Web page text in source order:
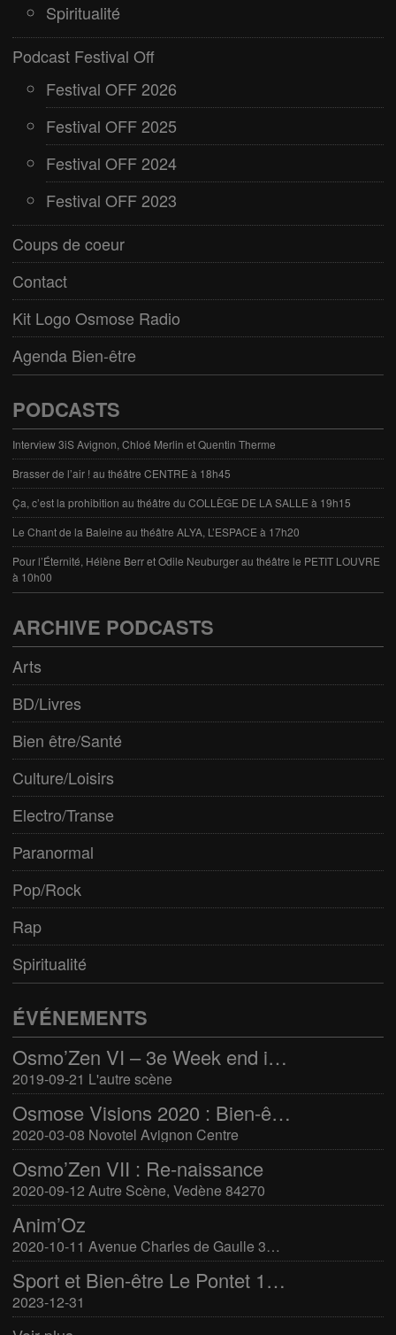
Spiritualité
Podcast Festival Off
Festival OFF 2026
Festival OFF 2025
Festival OFF 2024
Festival OFF 2023
Coups de coeur
Contact
Kit Logo Osmose Radio
Agenda Bien-être
PODCASTS
Interview 3iS Avignon, Chloé Merlin et Quentin Therme
Brasser de l’air ! au théâtre CENTRE à 18h45
Ça, c’est la prohibition au théâtre du COLLÈGE DE LA SALLE à 19h15
Le Chant de la Baleine au théâtre ALYA, L’ESPACE à 17h20
Pour l’Éternité, Hélène Berr et Odile Neuburger au théâtre le PETIT LOUVRE
à 10h00
ARCHIVE PODCASTS
Arts
BD/Livres
Bien être/Santé
Culture/Loisirs
Electro/Transe
Paranormal
Pop/Rock
Rap
Spiritualité
ÉVÉNEMENTS
Osmo’Zen VI – 3e Week end international du bien-être
2019-09-21 L'autre scène
Osmose Visions 2020 : Bien-être et arts divinatoires
2020-03-08 Novotel Avignon Centre
Osmo’Zen VII : Re-naissance
2020-09-12 Autre Scène, Vedène 84270
Anim’Oz
2020-10-11 Avenue Charles de Gaulle 30400 Villeneuve-Lès-Avignon
Sport et Bien-être Le Pontet 16-17 mars 2024
2023-12-31